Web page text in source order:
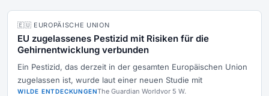
🇪🇺 EUROPÄISCHE UNION
EU zugelassenes Pestizid mit Risiken für die
Gehirnentwicklung verbunden
Ein Pestizid, das derzeit in der gesamten Europäischen Union
zugelassen ist, wurde laut einer neuen Studie mit
WILDE ENTDECKUNGENThe Guardian Worldvor 5 W.